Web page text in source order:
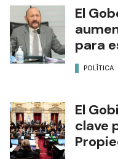
El
para
POLÍTICA
El
clave